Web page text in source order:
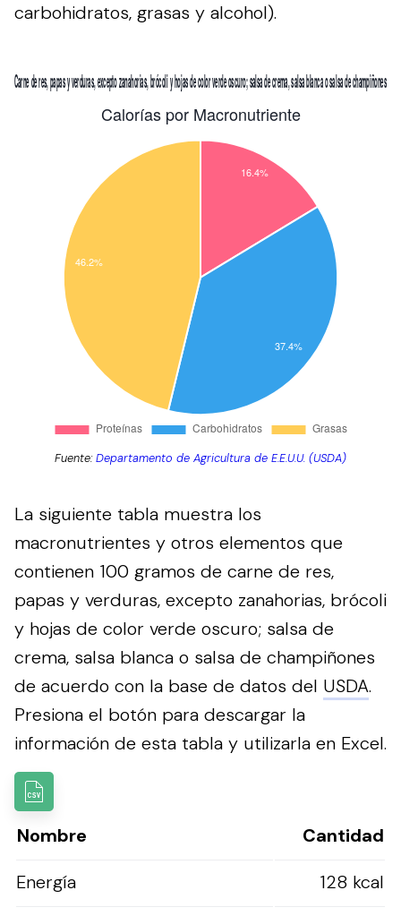
carbohidratos, grasas y alcohol).
Fuente:Departamento de Agricultura de E.E.U.U. (USDA)
La siguiente tabla muestra los
macronutrientes y otros elementos que
contienen 100 gramos de carne de res,
papas y verduras, excepto zanahorias, brócoli
y hojas de color verde oscuro; salsa de
crema, salsa blanca o salsa de champiñones
de acuerdo con la base de datos del USDA.
Presiona el botón para descargar la
información de esta tabla y utilizarla en Excel.
Nombre
Cantidad
Energía
128 kcal